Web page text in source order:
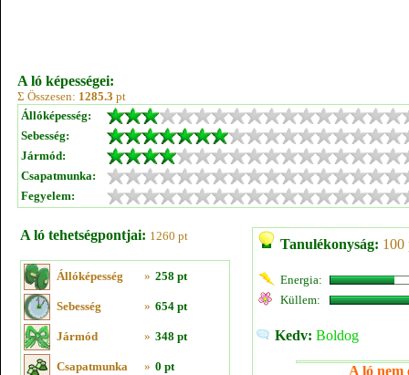
A ló képességei:
Σ Összesen: 1285.3 pt
Állóképesség:
Sebesség:
Jármód:
Csapatmunka:
Fegyelem:
A ló tehetségpontjai: 1260 pt
Állóképesség » 258 pt
Sebesség » 654 pt
Jármód » 348 pt
Csapatmunka » 0 pt
Tanulékonyság: 100
Energia:
Küllem:
Kedv: Boldog
A ló nem